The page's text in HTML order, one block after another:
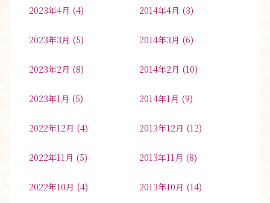
2023年4月 (4)
2023年3月 (5)
2023年2月 (8)
2023年1月 (5)
2022年12月 (4)
2022年11月 (5)
2022年10月 (4)
2014年4月 (3)
2014年3月 (6)
2014年2月 (10)
2014年1月 (9)
2013年12月 (12)
2013年11月 (8)
2013年10月 (14)